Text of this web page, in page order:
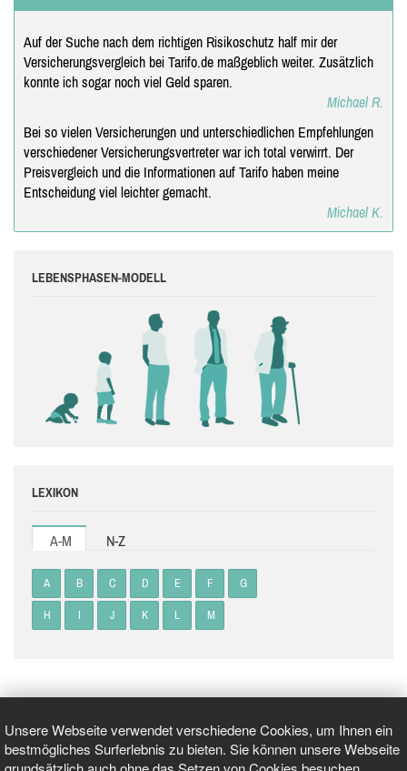
Unsere Webseite verwendet verschiedene Cookies, um Ihnen ein
bestmögliches Surferlebnis zu bieten. Sie können unsere Webseite
Auf der Suche nach dem richtigen Risikoschutz half mir der
Versicherungsvergleich bei Tarifo.de maßgeblich weiter. Zusätzlich
konnte ich sogar noch viel Geld sparen.
Michael R.
Bei so vielen Versicherungen und unterschiedlichen Empfehlungen
verschiedener Versicherungsvertreter war ich total verwirrt. Der
Preisvergleich und die Informationen auf Tarifo haben meine
Entscheidung viel leichter gemacht.
Michael K.
LEBENSPHASEN-MODELL
LEXIKON
A-M N-Z
A B C D E F G
H I J K L M